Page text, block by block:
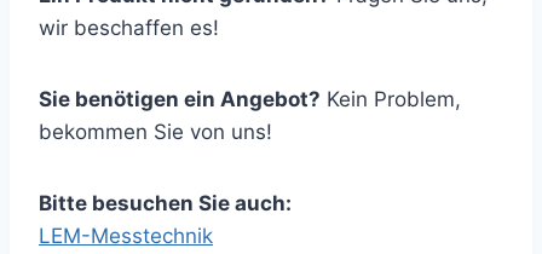
wir beschaffen es!
Sie benötigen ein Angebot? Kein Problem,
bekommen Sie von uns!
Bitte besuchen Sie auch:
LEM-Messtechnik